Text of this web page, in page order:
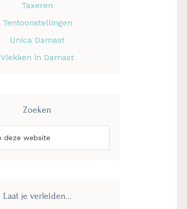
Taxeren
Tentoonstellingen
Unica Damast
Vlekken in Damast
Zoeken
Laat je verleiden…